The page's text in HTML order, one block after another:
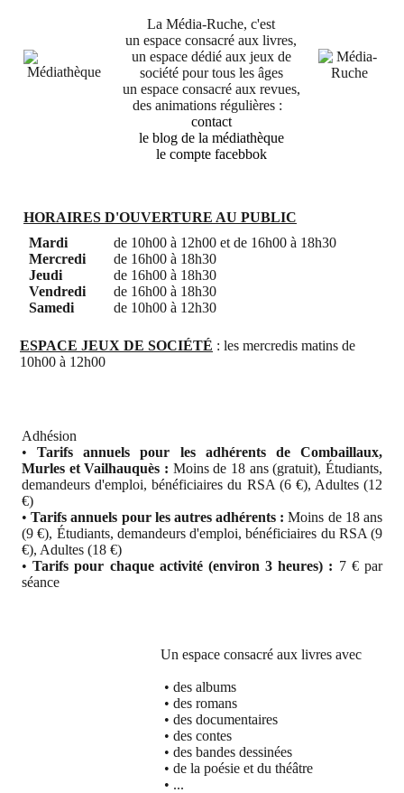
La Média-Ruche, c'est
un espace consacré aux livres,
un espace dédié aux jeux de
société pour tous les âges
un espace consacré aux revues,
des animations régulières :
contact
le blog de la médiathèque
le compte facebbok
HORAIRES D'OUVERTURE AU PUBLIC
Mardi
Mercredi
Jeudi
Vendredi
Samedi
de 10h00 à 12h00 et de 16h00 à 18h30
de 16h00 à 18h30
de 16h00 à 18h30
de 16h00 à 18h30
de 10h00 à 12h30
ESPACE JEUX DE SOCIÉTÉ : les mercredis matins de
10h00 à 12h00
Adhésion
•
Tarifs annuels pour les adhérents de Combaillaux,
Murles et Vailhauquès : Moins de 18 ans (gratuit), Étudiants,
demandeurs d'emploi, bénéficiaires du RSA (6 €), Adultes (12
€)
• Tarifs annuels pour les autres adhérents :Moins de 18 ans
(9 €), Étudiants, demandeurs d'emploi, bénéficiaires du RSA (9
€), Adultes (18 €)
• Tarifs pour chaque activité (environ 3 heures) : 7 € par
séance
Un espace consacré aux livres avec
• des albums
• des romans
• des documentaires
• des contes
• des bandes dessinées
• de la poésie et du théâtre
• ...